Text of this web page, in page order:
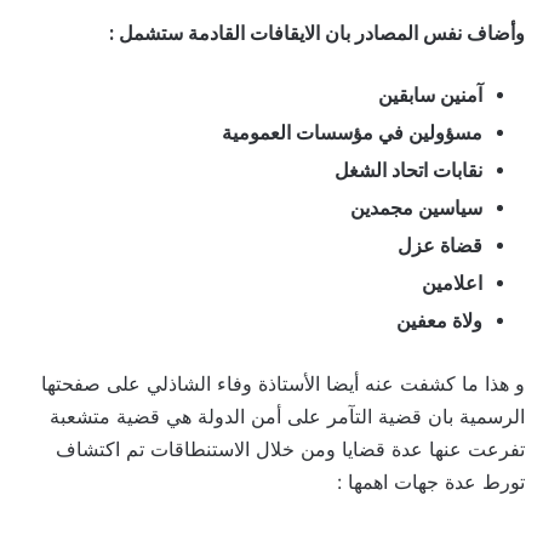
وأضاف نفس المصادر بان الايقافات القادمة ستشمل :
آمنين سابقين
مسؤولين في مؤسسات العمومية
نقابات اتحاد الشغل
سياسين مجمدين
قضاة عزل
اعلامين
ولاة معفين
و هذا ما كشفت عنه أيضا الأستاذة وفاء الشاذلي على صفحتها
الرسمية بان قضية التآمر على أمن الدولة هي قضية متشعبة
تفرعت عنها عدة قضايا ومن خلال الاستنطاقات تم اكتشاف
تورط عدة جهات اهمها :